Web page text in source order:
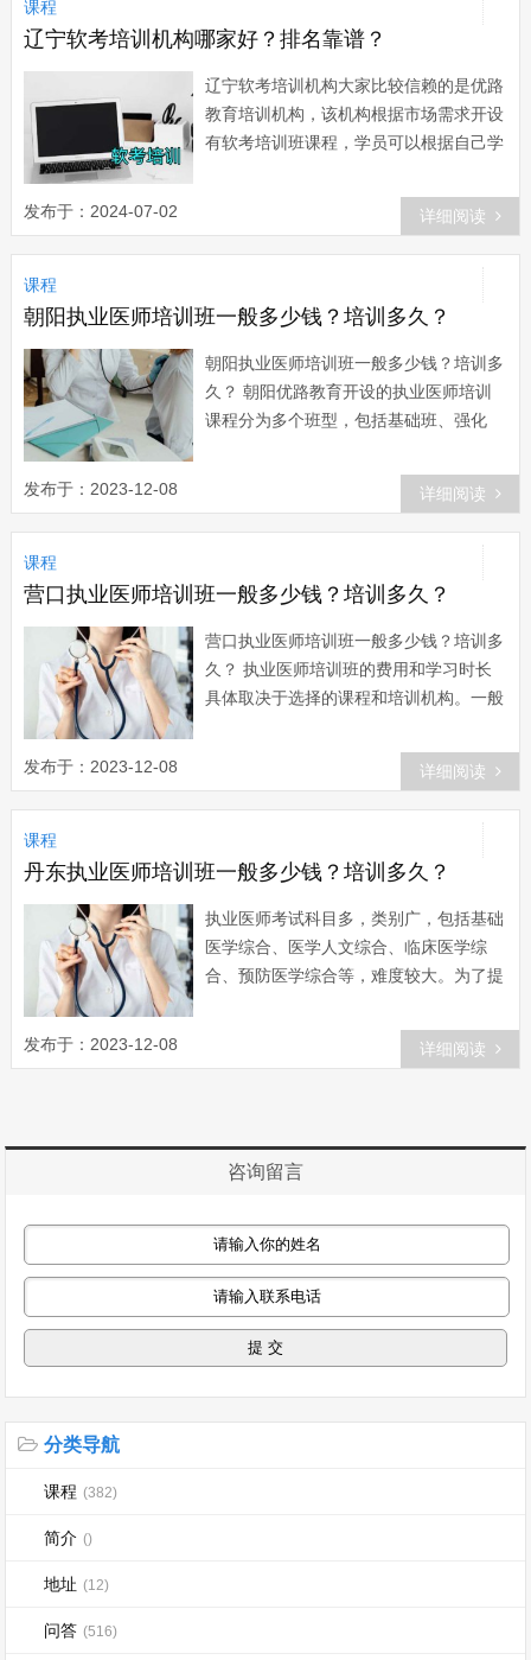
课程
辽宁软考培训机构哪家好？排名靠谱？
辽宁软考培训机构大家比较信赖的是优路
教育培训机构，该机构根据市场需求开设
有软考培训班课程，学员可以根据自己学
发布于：2024-07-02 详细阅读
课程
朝阳执业医师培训班一般多少钱？培训多久？
朝阳执业医师培训班一般多少钱？培训多
久？ 朝阳优路教育开设的执业医师培训
课程分为多个班型，包括基础班、强化
习时长是不一样的。基础...
发布于：2023-12-08 详细阅读
课程
营口执业医师培训班一般多少钱？培训多久？
营口执业医师培训班一般多少钱？培训多
久？ 执业医师培训班的费用和学习时长
具体取决于选择的课程和培训机构。一般
发布于：2023-12-08 详细阅读
课程
丹东执业医师培训班一般多少钱？培训多久？
执业医师考试科目多，类别广，包括基础
医学综合、医学人文综合、临床医学综
合、预防医学综合等，难度较大。为了提
发布于：2023-12-08 详细阅读
咨询留言
分类导航
课程 (382)
简介 ()
地址 (12)
问答 (516)